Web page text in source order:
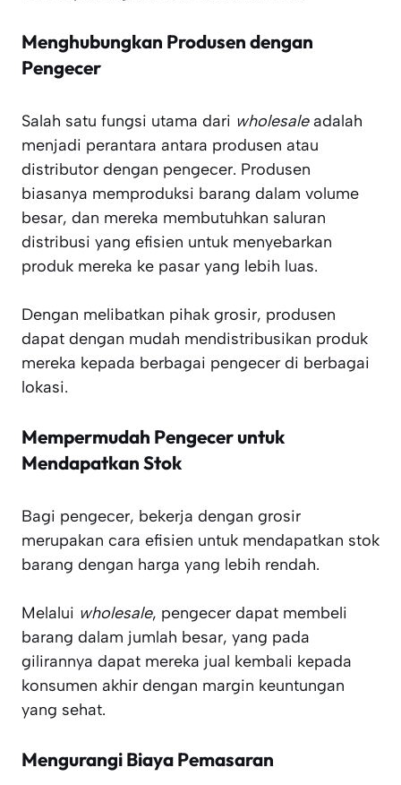
Menghubungkan Produsen dengan
Pengecer
Salah satu fungsi utama dari wholesaleadalah
menjadi perantara antara produsen atau
distributor dengan pengecer. Produsen
biasanya memproduksi barang dalam volume
besar, dan mereka membutuhkan saluran
distribusi yang efisien untuk menyebarkan
produk mereka ke pasar yang lebih luas.
Dengan melibatkan pihak grosir, produsen
dapat dengan mudah mendistribusikan produk
mereka kepada berbagai pengecer di berbagai
lokasi.
Mempermudah Pengecer untuk
Mendapatkan Stok
Bagi pengecer, bekerja dengan grosir
merupakan cara efisien untuk mendapatkan stok
barang dengan harga yang lebih rendah.
Melalui wholesale, pengecer dapat membeli
barang dalam jumlah besar, yang pada
gilirannya dapat mereka jual kembali kepada
konsumen akhir dengan margin keuntungan
yang sehat.
Mengurangi Biaya Pemasaran